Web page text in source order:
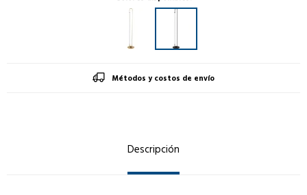
Métodos y costos de envío
Descripción